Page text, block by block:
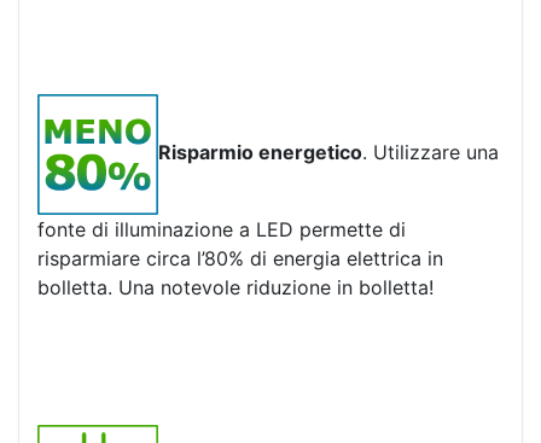
Risparmio energetico. Utilizzare una
fonte di illuminazione a LED permette di
risparmiare circa l’80% di energia elettrica in
bolletta. Una notevole riduzione in bolletta!